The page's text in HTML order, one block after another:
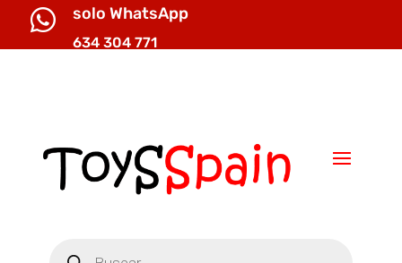
 solo WhatsApp
634 304 771